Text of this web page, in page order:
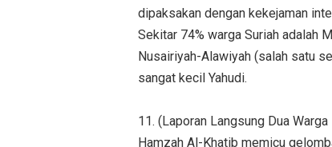
dipaksakan dengan kekejaman
Sekitar 74% warga Suriah adalah
Nusairiyah-Alawiyah (salah satu
sangat kecil Yahudi.
11. (Laporan Langsung Dua
Hamzah Al-Khatib memicu